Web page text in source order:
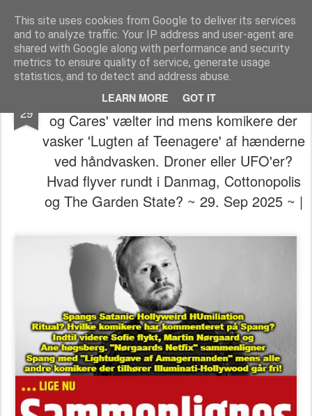
This site uses cookies from Google to deliver its services
and to analyze traffic. Your IP address and user-agent are
shared with Google along with performance and security
metrics to ensure quality of service, generate usage
statistics, and to detect and address abuse.
LEARN MORE GOT IT
The universe is eternal, infinite and vibrant, a conscious cosmos
Pages
29
👁️⃤𓂀👻𖥂 🤪(Verden af lave) 'Clickpenge
og Cares' vælter ind mens komikere der
vasker 'Lugten af Teenagere' af hænderne
ved håndvasken. Droner eller UFO'er?
Hvad flyver rundt i Danmag, Cottonopolis
og The Garden State? ~ 29. Sep 2025 ~ |